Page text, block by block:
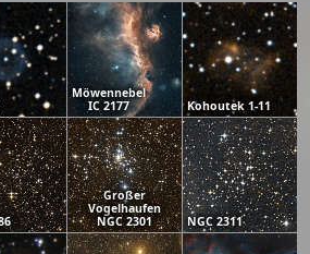
Möwennebel
IC 2177
Kohoutek 1-11
Großer
Vogelhaufen
NGC 2301
NGC 2311